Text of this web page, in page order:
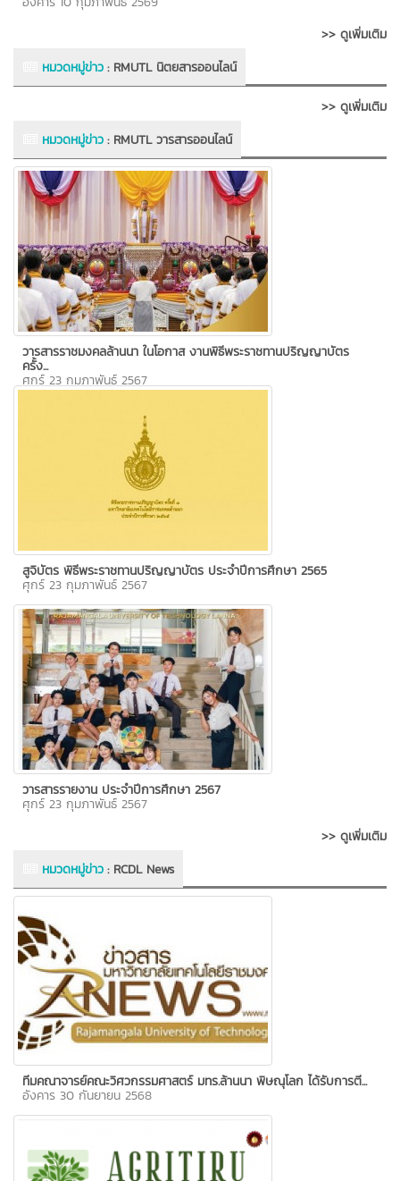
>> ดูเพิ่มเติม
หมวดหมู่ข่าว: RMUTL นิตยสารออนไลน์
>> ดูเพิ่มเติม
หมวดหมู่ข่าว: RMUTL วารสารออนไลน์
วารสารราชมงคลล้านนา ในโอกาส งานพิธีพระราชทานปริญญาบัตร
ครั้ง...
ศุกร์ 23 กุมภาพันธ์ 2567
สูจิบัตร พิธีพระราชทานปริญญาบัตร ประจำปีการศึกษา 2565
ศุกร์ 23 กุมภาพันธ์ 2567
วารสารรายงาน ประจำปีการศึกษา 2567
ศุกร์ 23 กุมภาพันธ์ 2567
>> ดูเพิ่มเติม
หมวดหมู่ข่าว: RCDL News
ทีมคณาจารย์คณะวิศวกรรมศาสตร์ มทร.ล้านนา พิษณุโลก ได้รับการตี...
อังคาร 30 กันยายน 2568